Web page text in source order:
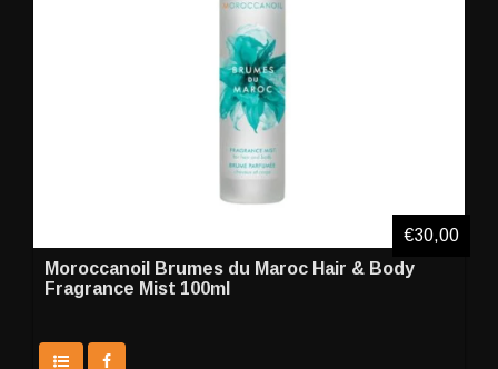
Moroccanoil Brumes du Maroc Hair & Body
Fragrance Mist 100ml
€30,00